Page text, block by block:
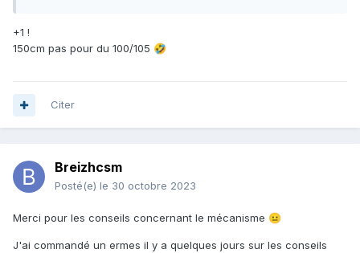
+1 !
150cm pas pour du 100/105 🤣
Citer
Breizhcsm
Posté(e) le 30 octobre 2023
Merci pour les conseils concernant le mécanisme 😐
J'ai commandé un ermes il y a quelques jours sur les conseils